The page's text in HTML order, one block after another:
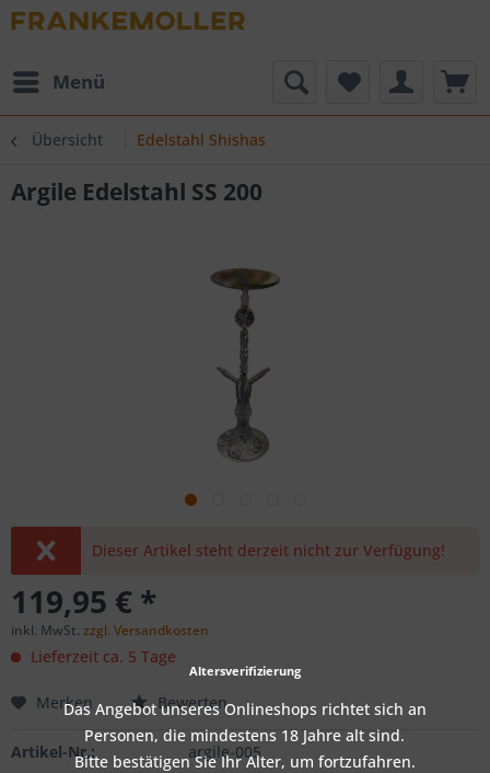
Menü
Übersicht Edelstahl Shishas
Argile Edelstahl SS 200
Dieser Artikel steht derzeit nicht zur Verfügung!
119,95 € *
inkl. MwSt. zzgl. Versandkosten
Lieferzeit ca. 5 Tage
Merken Bewerten
Artikel-Nr.: argile-005
Altersverifizierung
Das Angebot unseres Onlineshops richtet sich an
Personen, die mindestens 18 Jahre alt sind.
Bitte bestätigen Sie Ihr Alter, um fortzufahren.